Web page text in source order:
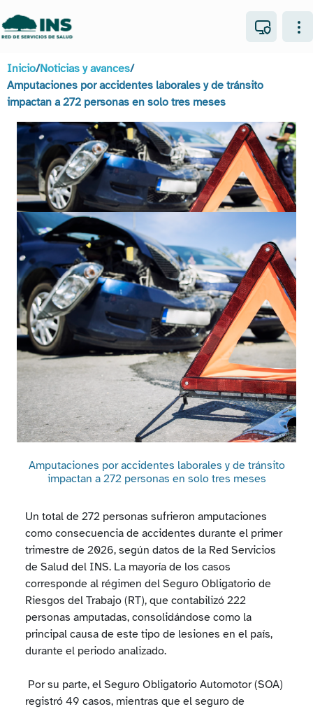
Inicio/Noticias y avances/
Amputaciones por accidentes laborales y de tránsito
impactan a 272 personas en solo tres meses
Amputaciones por accidentes laborales y de tránsito
impactan a 272 personas en solo tres meses
Un total de 272 personas sufrieron amputaciones
como consecuencia de accidentes durante el primer
trimestre de 2026, según datos de la Red Servicios
de Salud del INS. La mayoría de los casos
corresponde al régimen del Seguro Obligatorio de
Riesgos del Trabajo (RT), que contabilizó 222
personas amputadas, consolidándose como la
principal causa de este tipo de lesiones en el país,
durante el periodo analizado.
Por su parte, el Seguro Obligatorio Automotor (SOA)
registró 49 casos, mientras que el seguro de